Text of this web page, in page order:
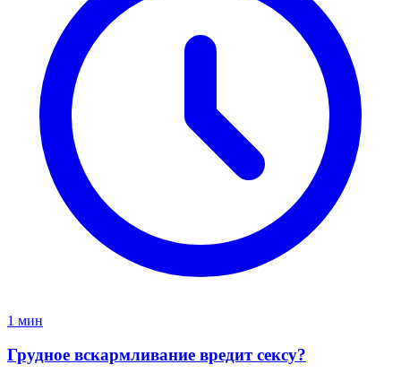
1 мин
Грудное вскармливание вредит сексу?